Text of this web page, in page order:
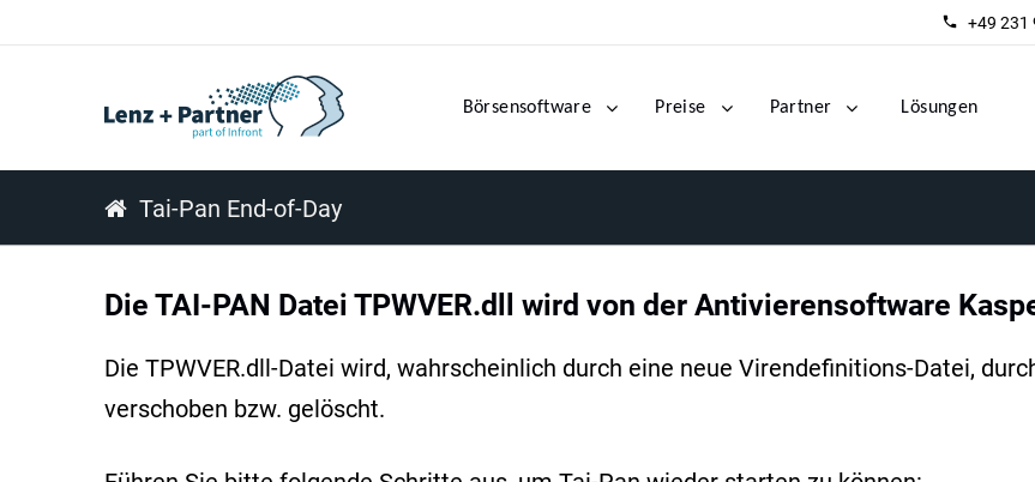
+49 231
Börsensoftware Preise Partner Lösungen
Tai-Pan End-of-Day
Die TAI-PAN Datei TPWVER.dll wird von der Antivierensoftware
Die TPWVER.dll-Datei wird, wahrscheinlich durch eine neue Virendefinitions-Datei,
verschoben bzw. gelöscht.